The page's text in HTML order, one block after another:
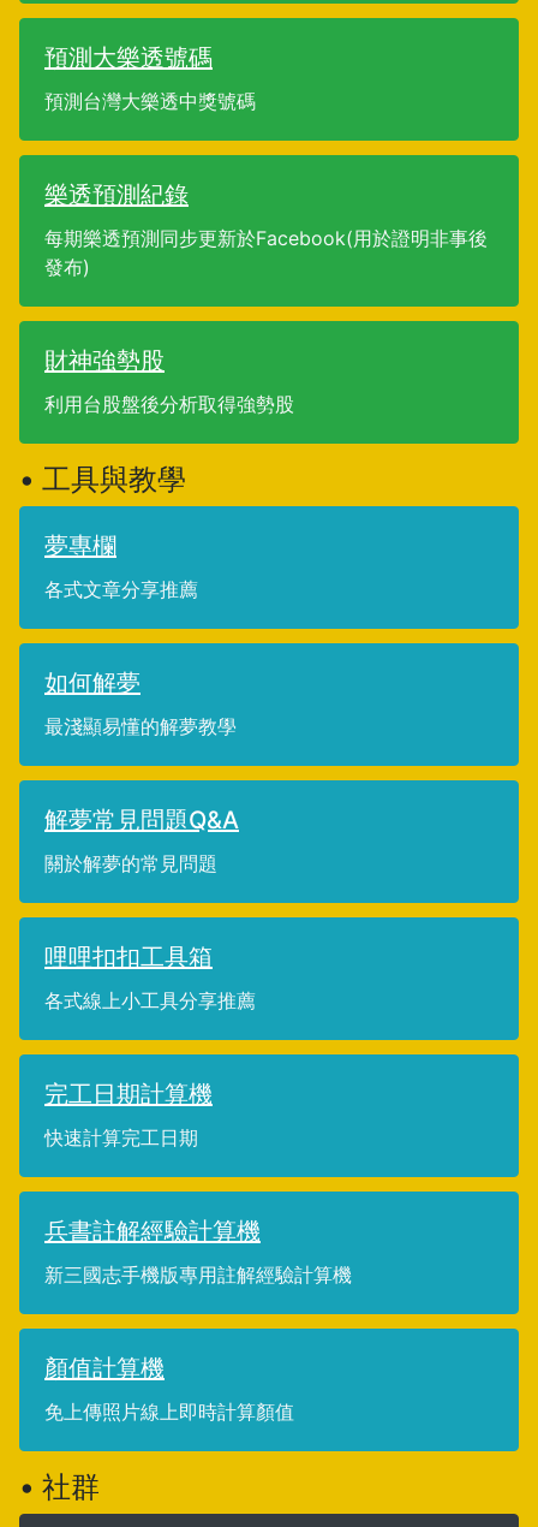
預測大樂透號碼
預測台灣大樂透中獎號碼
樂透預測紀錄
每期樂透預測同步更新於Facebook(用於證明非事後
發布)
財神強勢股
利用台股盤後分析取得強勢股
• 工具與教學
夢專欄
各式文章分享推薦
如何解夢
最淺顯易懂的解夢教學
解夢常見問題Q&A
關於解夢的常見問題
哩哩扣扣工具箱
各式線上小工具分享推薦
完工日期計算機
快速計算完工日期
兵書註解經驗計算機
新三國志手機版專用註解經驗計算機
顏值計算機
免上傳照片線上即時計算顏值
• 社群